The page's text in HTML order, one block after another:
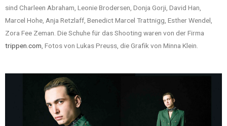
sind Charleen Abraham, Leonie Brodersen, Donja Gorji, David Han,
Marcel Hohe, Anja Retzlaff, Benedict Marcel Trattnigg, Esther Wendel,
Zora Fee Zeman. Die Schuhe für das Shooting waren von der Firma
trippen.com , Fotos von Lukas Preuss, die Grafik von Minna Klein.